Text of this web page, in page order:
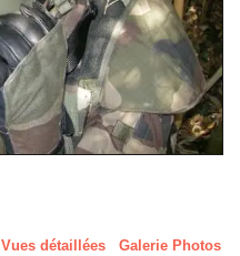
Vues détaillées Galerie Photos